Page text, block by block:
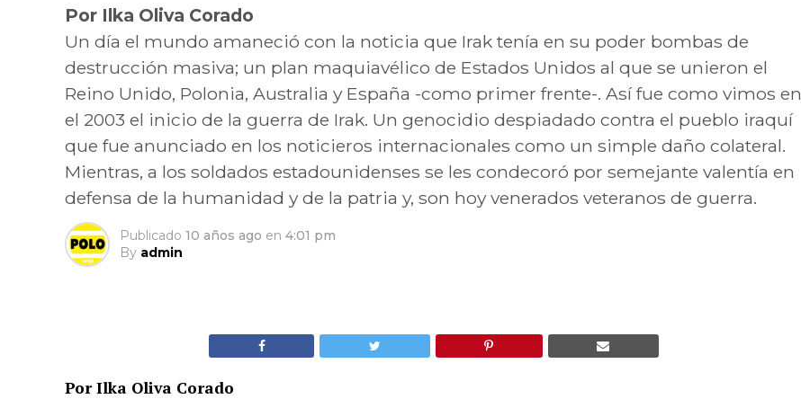
Por Ilka Oliva Corado
Un día el mundo amaneció con la noticia que Irak tenía en su poder bombas de
destrucción masiva; un plan maquiavélico de Estados Unidos al que se unieron el
Reino Unido, Polonia, Australia y España -como primer frente-. Así fue como vimos en
el 2003 el inicio de la guerra de Irak. Un genocidio despiadado contra el pueblo iraquí
que fue anunciado en los noticieros internacionales como un simple daño colateral.
Mientras, a los soldados estadounidenses se les condecoró por semejante valentía en
defensa de la humanidad y de la patria y, son hoy venerados veteranos de guerra.
Publicado 10 años ago en 4:01 pm
By admin
Por Ilka Oliva Corado